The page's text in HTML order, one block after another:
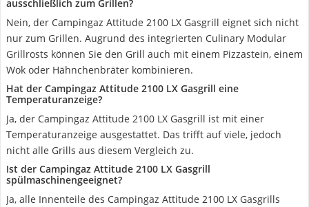
ausschließlich zum Grillen?
Nein, der Campingaz Attitude 2100 LX Gasgrill eignet sich nicht
nur zum Grillen. Augrund des integrierten Culinary Modular
Grillrosts können Sie den Grill auch mit einem Pizzastein, einem
Wok oder Hähnchenbräter kombinieren.
Hat der Campingaz Attitude 2100 LX Gasgrill eine
Temperaturanzeige?
Ja, der Campingaz Attitude 2100 LX Gasgrill ist mit einer
Temperaturanzeige ausgestattet. Das trifft auf viele, jedoch
nicht alle Grills aus diesem Vergleich zu.
Ist der Campingaz Attitude 2100 LX Gasgrill
spülmaschinengeeignet?
Ja, alle Innenteile des Campingaz Attitude 2100 LX Gasgrills